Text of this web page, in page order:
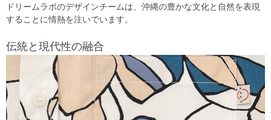
ドリームラボのデザインチームは、沖縄の豊かな文化と自然を表現
することに情熱を注いでいます。
伝統と現代性の融合